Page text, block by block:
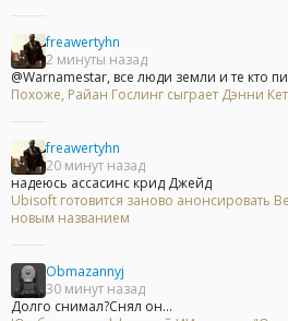
freawertyhn
2 минуты назад
@Warnamestar, все люди земли и те кто
Похоже, Райан Гослинг сыграет Дэнни
freawertyhn
20 минут назад
надеюсь ассасинс крид Джейд
Ubisoft готовится заново анонсировать
новым названием
Obmazannyj
30 минут назад
Долго снимал?Снял он...